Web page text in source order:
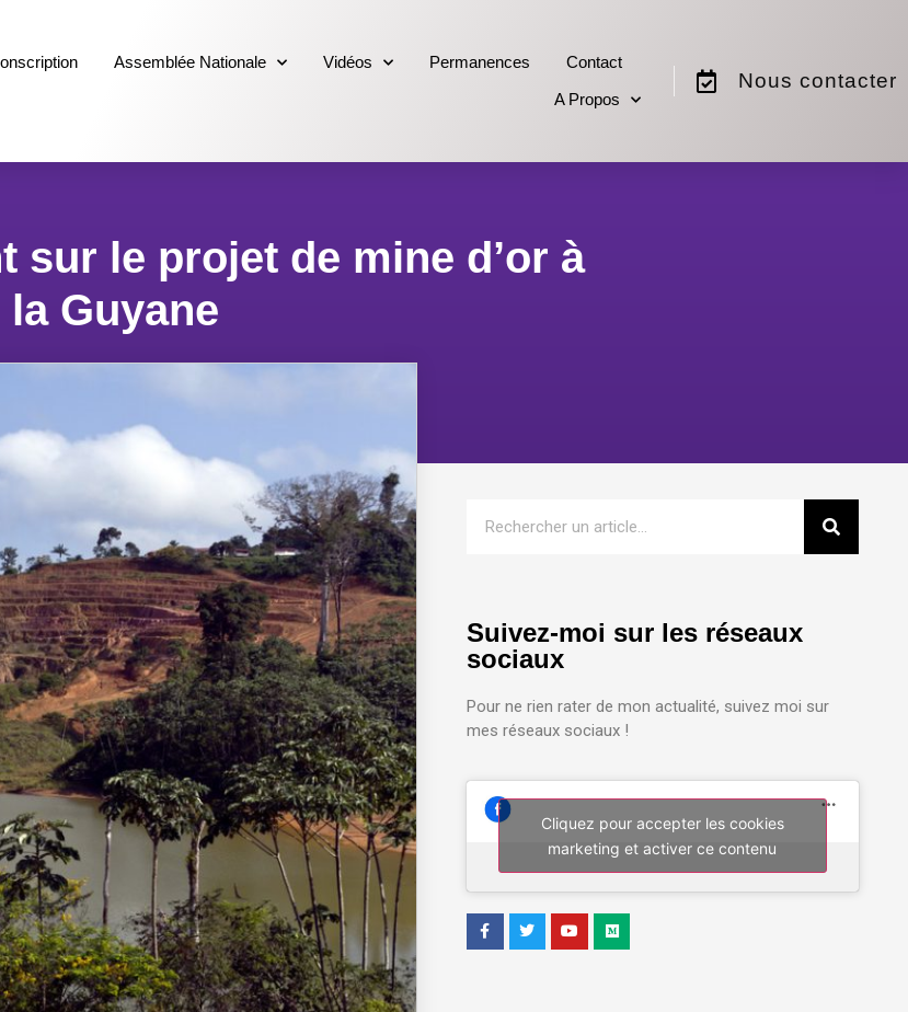
Assemblée Nationale Vidéos Permanences
Contact
A Propos
Nous contacter
sur le projet de mine d’or à
Guyane
Suivez-moi sur les réseaux
sociaux
Pour ne rien rater de mon actualité, suivez moi sur
mes réseaux sociaux !
Cliquez pour accepter les cookies
marketing et activer ce contenu